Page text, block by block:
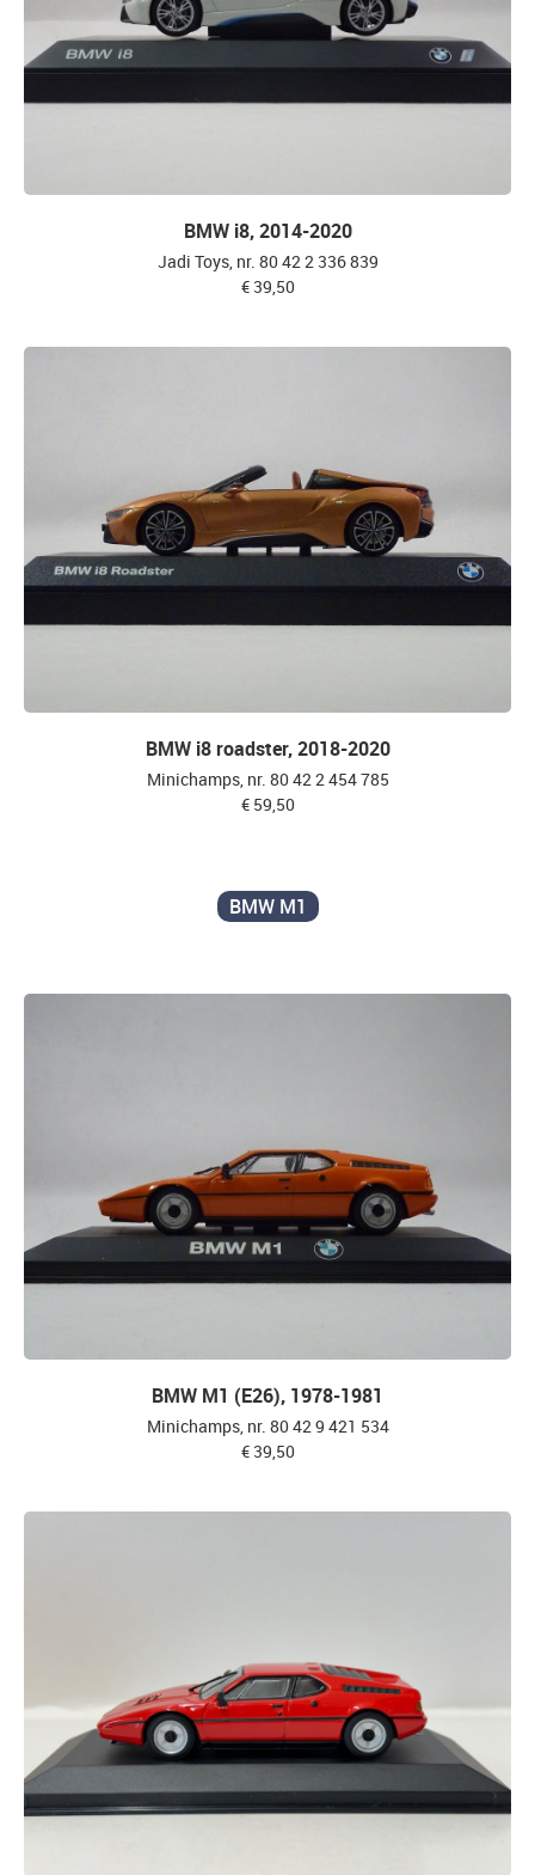
BMW i8, 2014-2020
Jadi Toys, nr. 80 42 2 336 839
€ 39,50
BMW i8 roadster, 2018-2020
Minichamps, nr. 80 42 2 454 785
€ 59,50
BMW M1
BMW M1 (E26), 1978-1981
Minichamps, nr. 80 42 9 421 534
€ 39,50